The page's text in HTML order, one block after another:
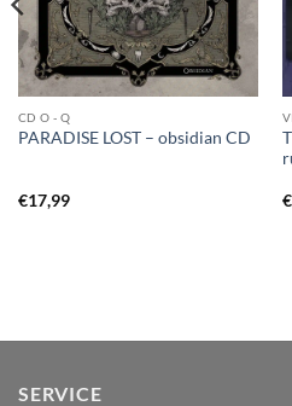
CD O - Q
PARADISE LOST – obsidian CD
€17,99 €
SERVICE